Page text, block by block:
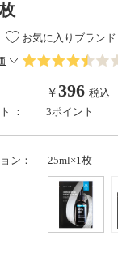
お気に入りブランド
￥396 税込
：
3ポイント
ン： 25ml×1枚